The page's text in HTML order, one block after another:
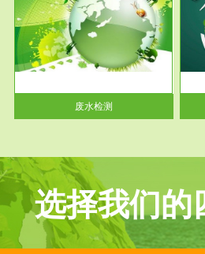
废水检测
废气测试
检测范围工业废气检测包括有机
废气和无机废气。有机废气主要
包括...
选择我们的